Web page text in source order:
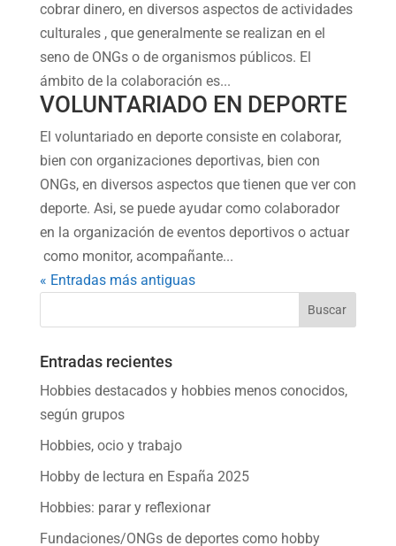
cobrar dinero, en diversos aspectos de actividades
culturales , que generalmente se realizan en el
seno de ONGs o de organismos públicos. El
ámbito de la colaboración es...
VOLUNTARIADO EN DEPORTE
El voluntariado en deporte consiste en colaborar,
bien con organizaciones deportivas, bien con
ONGs, en diversos aspectos que tienen que ver con
deporte. Asi, se puede ayudar como colaborador
en la organización de eventos deportivos o actuar
como monitor, acompañante...
« Entradas más antiguas
Entradas recientes
Hobbies destacados y hobbies menos conocidos,
según grupos
Hobbies, ocio y trabajo
Hobby de lectura en España 2025
Hobbies: parar y reflexionar
Fundaciones/ONGs de deportes como hobby